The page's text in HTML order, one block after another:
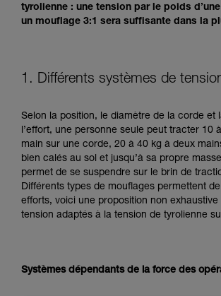
tyrolienne : une tension par le poids
un mouflage 3:1 sera suffisante dans la
1. Différents systèmes de
Selon la position, le diamètre de la corde et
l’effort, une personne seule peut tracter 10
main sur une corde, 20 à 40 kg à deux
bien calés au sol et jusqu’à sa propre
permet de se suspendre sur le brin de
Différents types de mouflages permettent
efforts, voici une proposition non exhaustive
tension adaptés à la tension de tyrolienne
Systèmes dépendants de la force des